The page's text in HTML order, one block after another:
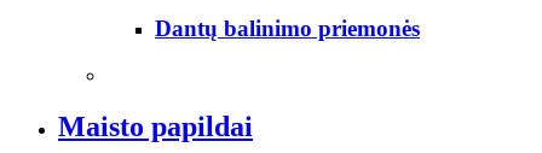
Dantų balinimo priemonės
Maisto papildai